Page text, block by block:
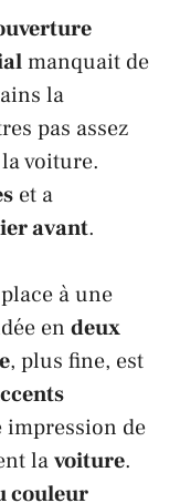
manquait de
la
pas assez
voiture.
et a
avant.
à une
en deux
, plus fine, est
de
lavoiture.
couleur